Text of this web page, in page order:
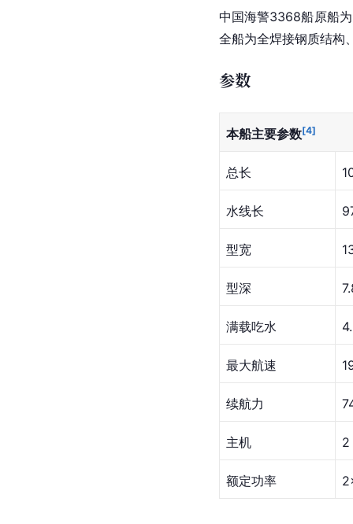
中国海警3368船原船
全船为全焊接钢质结构
参数
本船主要参数[4]
总长
水线长
型宽
型深
满载吃水
最大航速
续航力
主机 2
额定功率